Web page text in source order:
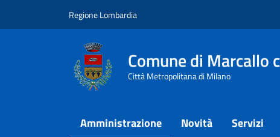
Regione Lombardia
Comune di Marcallo
Città Metropolitana di Milano
Amministrazione Novità Servizi